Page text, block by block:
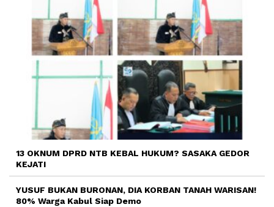
13 OKNUM DPRD NTB KEBAL HUKUM? SASAKA GEDOR
KEJATI
YUSUF BUKAN BURONAN, DIA KORBAN TANAH WARISAN!
80% Warga Kabul Siap Demo